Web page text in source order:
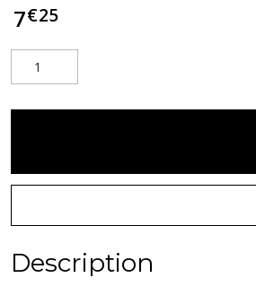
7€25
Description